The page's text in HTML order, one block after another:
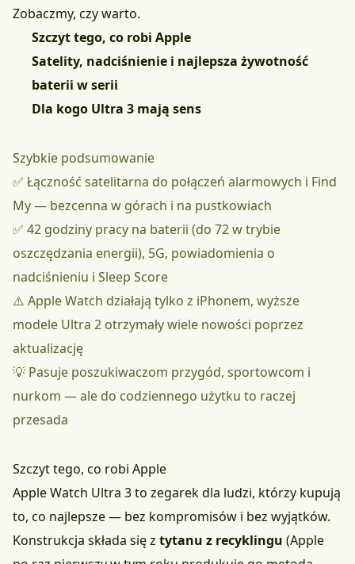
Zobaczmy, czy warto.
Szczyt tego, co robi Apple
Satelity, nadciśnienie i najlepsza żywotność
baterii w serii
Dla kogo Ultra 3 mają sens
Szybkie podsumowanie
✅ Łączność satelitarna do połączeń alarmowych i Find
My — bezcenna w górach i na pustkowiach
✅ 42 godziny pracy na baterii (do 72 w trybie
oszczędzania energii), 5G, powiadomienia o
nadciśnieniu i Sleep Score
⚠️ Apple Watch działają tylko z iPhonem, wyższe
modele Ultra 2 otrzymały wiele nowości poprzez
aktualizację
💡 Pasuje poszukiwaczom przygód, sportowcom i
nurkom — ale do codziennego użytku to raczej
przesada
Szczyt tego, co robi Apple
Apple Watch Ultra 3 to zegarek dla ludzi, którzy kupują
to, co najlepsze — bez kompromisów i bez wyjątków.
Konstrukcja składa się z tytanu z recyklingu (Apple